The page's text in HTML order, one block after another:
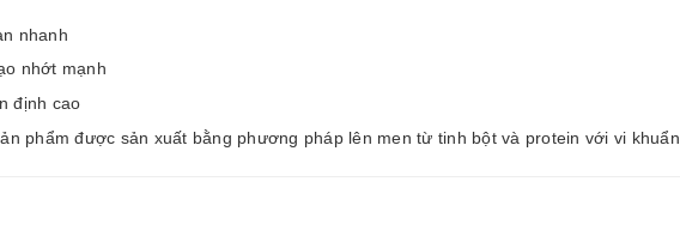
nhanh
nhớt mạnh
định cao
phẩm được sản xuất bằng phương pháp lên men từ tinh bột và protein với vi khuẩn